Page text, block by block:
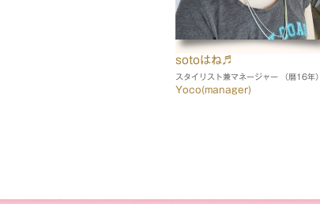
sotoはね♬
スタイリスト兼マネージャー （暦16年）
Yoco(manager)